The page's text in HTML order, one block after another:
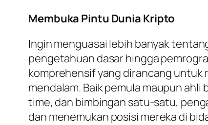
Membuka Pintu Dunia Kripto
Ingin menguasai lebih banyak
pengetahuan dasar hingga
komprehensif yang dirancang untuk
mendalam. Baik pemula maupun
time, dan bimbingan satu-satu,
dan menemukan posisi mereka di